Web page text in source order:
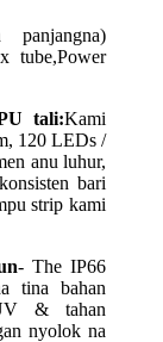
panjangna)
tube,Power
tali:Kami
120 LEDs /
anu luhur,
bari
strip kami
- The IP66
tina bahan
& tahan
nyolok na